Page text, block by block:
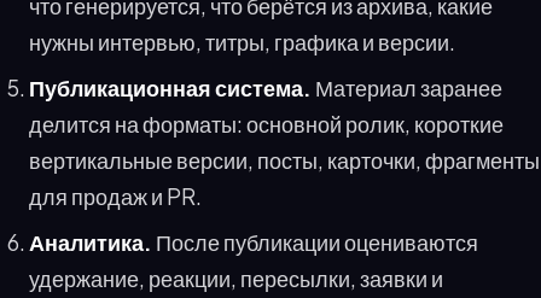
нужны интервью, титры, графика и версии.
Публикационная система. Материал заранее
делится на форматы: основной ролик, короткие
вертикальные версии, посты, карточки, фрагменты
для продаж и PR.
Аналитика. После публикации оцениваются
удержание, реакции, пересылки, заявки и